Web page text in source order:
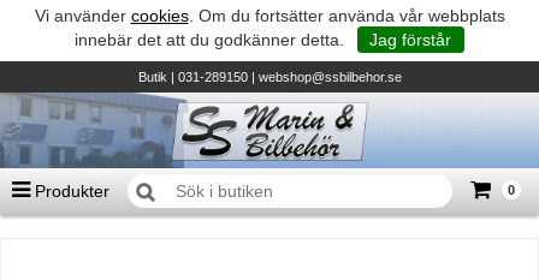
Vi använder cookies. Om du fortsätter använda vår webbplats
innebär det att du godkänner detta.
Jag förstår
Butik| 031-289150 | webshop@ssbilbehor.se
Produkter 0